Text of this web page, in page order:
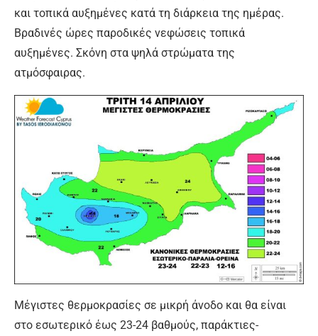
και τοπικά αυξημένες κατά τη διάρκεια της ημέρας.
Βραδινές ώρες παροδικές νεφώσεις τοπικά
αυξημένες. Σκόνη στα ψηλά στρώματα της
ατμόσφαιρας.
Μέγιστες θερμοκρασίες σε μικρή άνοδο και θα είναι
στο εσωτερικό έως 23-24 βαθμούς, παράκτιες-